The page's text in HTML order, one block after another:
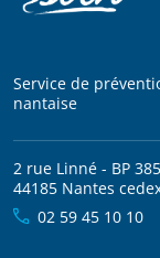
Service de
nantaise
2 rue Linné - BP
44185 Nantes
02 59 45 10 10